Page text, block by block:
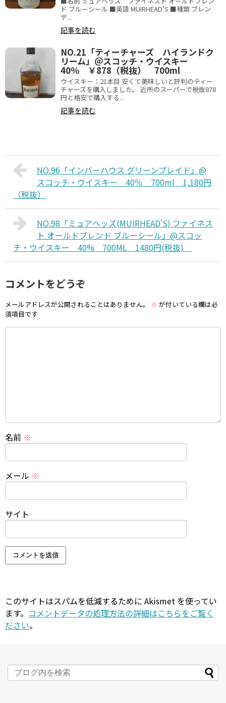
ド ブルーシール ■英語 MUIRHEAD'S ■種類 ブレン
デ...
記事を読む
NO.21「ティーチャーズ ハイランドク
リーム」＠スコッチ・ウイスキー
40％ ￥878（税抜） 700ml
ウイスキー：21本目 安くて美味しいと評判のティー
チャーズを購入しました。 近所のスーパーで税抜878
円と格安で購入する...
記事を読む
NO.96「インバーハウス グリーンプレイド」@
スコッチ・ウイスキー 40％ 700ml 1,180円
（税抜）
NO.98「ミュアヘッズ(MUIRHEAD'S) ファイネス
ト オールドブレンド ブルーシール」@スコッ
チ・ウイスキー 40% 700ML 1480円(税抜)
コメントをどうぞ
メールアドレスが公開されることはありません。 ※ が付いている欄は必
須項目です
名前 ※
メール ※
サイト
このサイトはスパムを低減するために Akismet を使ってい
ます。 コメントデータの処理方法の詳細はこちらをご覧く
ださい。